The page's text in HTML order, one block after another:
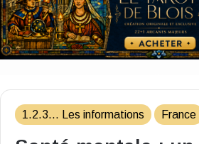
1.2.3... Les informations France